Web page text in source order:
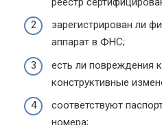
зарегистрирован ли
аппарат в ФНС;
есть ли повреждения
конструктивные
соответствуют